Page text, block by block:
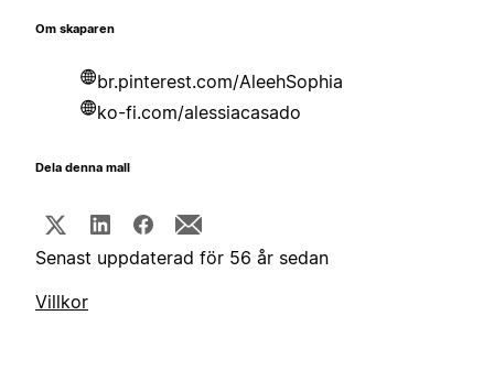
Om skaparen
br.pinterest.com/AleehSophia
ko-fi.com/alessiacasado
Dela denna mall
Senast uppdaterad för 56 år sedan
Villkor